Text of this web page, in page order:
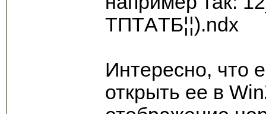
TПTАTБ¦¦).ndx
Интересно, что
открыть ее в